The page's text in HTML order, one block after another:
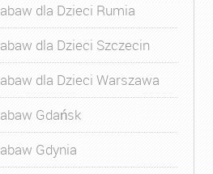
dla Dzieci Rumia
dla Dzieci Szczecin
dla Dzieci Warszawa
Gdańsk
Gdynia